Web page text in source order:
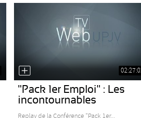
"Pack 1er Emploi" : Les
incontournables
Replay de la Conférence "Pack 1er...